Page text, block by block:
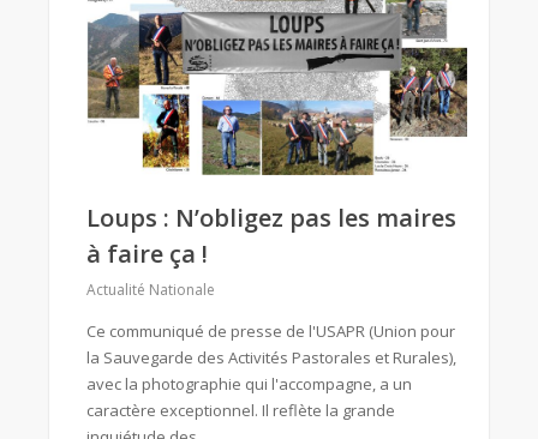
Loups : N’obligez pas les maires
à faire ça !
Actualité Nationale
Ce communiqué de presse de l'USAPR (Union pour
la Sauvegarde des Activités Pastorales et Rurales),
avec la photographie qui l'accompagne, a un
caractère exceptionnel. Il reflète la grande